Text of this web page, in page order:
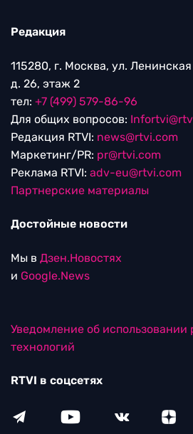
Редакция
115280, г. Москва, ул.
д. 26, этаж 2
тел: +7 (499) 579-86-96
Для общих вопросов:
Редакция RTVI: news@rtvi.com
Маркетинг/PR: pr@rtvi.com
Реклама RTVI: adv-eu@rtvi.com
Партнерские материалы
Достойные новости
Мы в Дзен.Новостях
и Google.News
Уведомление об использовании
технологий
RTVI в соцсетях